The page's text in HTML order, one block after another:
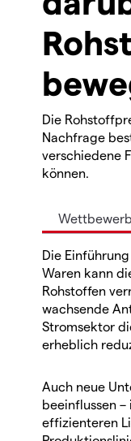
Die
Nachfrage
verschiedene
können.
Wettbewerb
Die
Waren kann
Rohstoffen
wachsende
Stromsektor
erheblich
Auch neue
beeinflussen
effizienteren